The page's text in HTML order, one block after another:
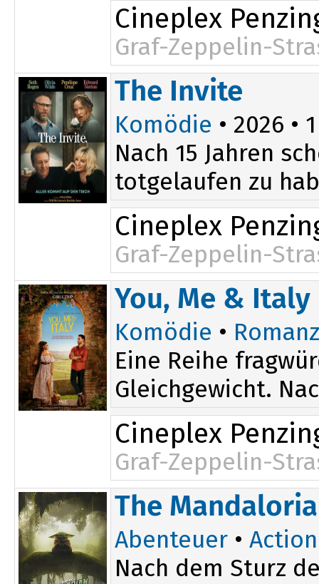
Cineplex
Graf-Zeppelin-
17:45
The Invite
Komödie • 2026 •
Nach 15 Jahren
totgelaufen zu
Cineplex
Graf-Zeppelin-
19:30
You, Me & Italy
Komödie •
Eine Reihe
Gleichgewicht.
Cineplex
Graf-Zeppelin-
20:00
The
Abenteuer • Action
Nach dem Sturz